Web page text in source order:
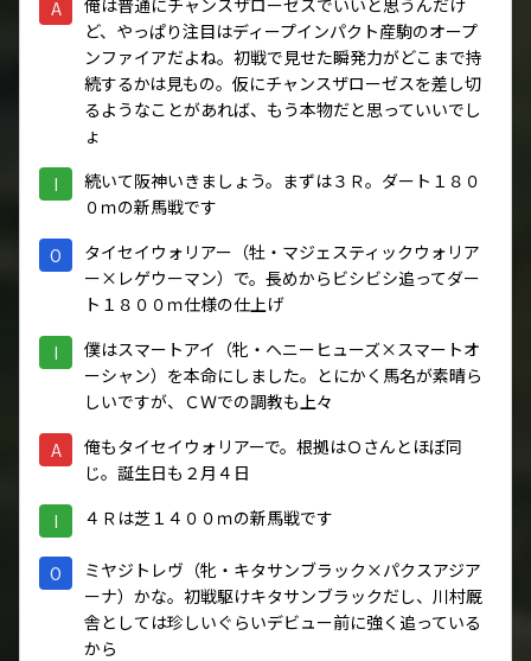
A
俺は普通にチャンスザローゼスでいいと思うんだけ
ど、やっぱり注目はディープインパクト産駒のオープ
ンファイアだよね。初戦で見せた瞬発力がどこまで持
続するかは見もの。仮にチャンスザローゼスを差し切
るようなことがあれば、もう本物だと思っていいでし
ょ
I
続いて阪神いきましょう。まずは３Ｒ。ダート１８０
０ｍの新馬戦です
O
タイセイウォリアー（牡・マジェスティックウォリア
ー×レゲウーマン）で。長めからビシビシ追ってダー
ト１８００ｍ仕様の仕上げ
I
僕はスマートアイ（牝・ヘニーヒューズ×スマートオ
ーシャン）を本命にしました。とにかく馬名が素晴ら
しいですが、ＣＷでの調教も上々
A
俺もタイセイウォリアーで。根拠はＯさんとほぼ同
じ。誕生日も２月４日
I ４Ｒは芝１４００ｍの新馬戦です
O
ミヤジトレヴ（牝・キタサンブラック×パクスアジア
ーナ）かな。初戦駆けキタサンブラックだし、川村厩
舎としては珍しいぐらいデビュー前に強く追っている
から